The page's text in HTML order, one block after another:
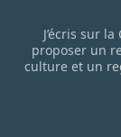
J’écris sur
proposer un
culture et un